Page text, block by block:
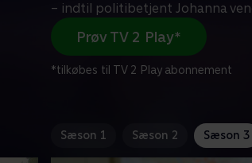
– indtil politibetjent Johanna
Prøv TV 2 Play*
*tilkøbes til TV 2 Play abonnement
Sæson 1 Sæson 2 Sæson 3